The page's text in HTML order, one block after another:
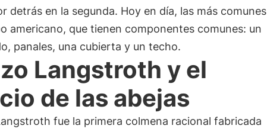
detrás en la segunda. Hoy en día, las más comunes
americano, que tienen componentes comunes: un
panales, una cubierta y un techo.
Langstroth y el
de las abejas
fue la primera colmena racional fabricada